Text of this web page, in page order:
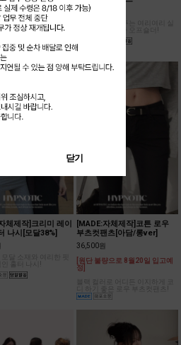
램한 실루엣을 연출
한 폴딩 디테일의 롱
24,000원
어깨를 폭 감싸주는 여리여리 실
루엣의 드레시한 오프숄더!
체제작]크리미 레이
나시[모달38%]
인 홀터 나시!
[MADE:자체제작]코튼 로우
부츠컷팬츠[아담/롱ver]
36,500원
[원단 불량으로 8월20일 입고예
정]
블랙 컬러로 어디든 이지하게 코
디 하기 좋은 로우 부츠컷팬츠!
닫기